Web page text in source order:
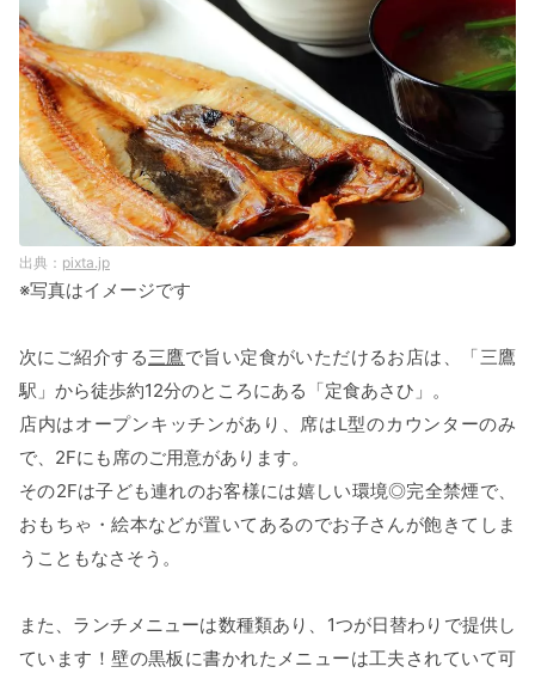
pixta.jp
※写真はイメージです
次にご紹介する三鷹で旨い定食がいただけるお店は、「三鷹
駅」から徒歩約12分のところにある「定食あさひ」。
店内はオープンキッチンがあり、席はL型のカウンターのみ
で、2Fにも席のご用意があります。
その2Fは子ども連れのお客様には嬉しい環境◎完全禁煙で、
おもちゃ・絵本などが置いてあるのでお子さんが飽きてしま
うこともなさそう。
また、ランチメニューは数種類あり、1つが日替わりで提供し
ています！壁の黒板に書かれたメニューは工夫されていて可